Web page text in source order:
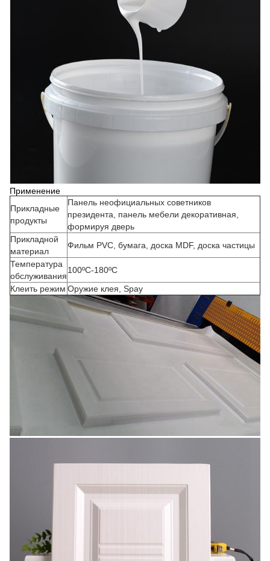
Применение
Прикладные
продукты
Панель неофициальных советников
президента, панель мебели декоративная,
формируя дверь
Прикладной
материал
Фильм PVC, бумага, доска MDF, доска частицы
Температура
обслуживания
100ºC-180ºC
Клеить режим Оружие клея, Spay